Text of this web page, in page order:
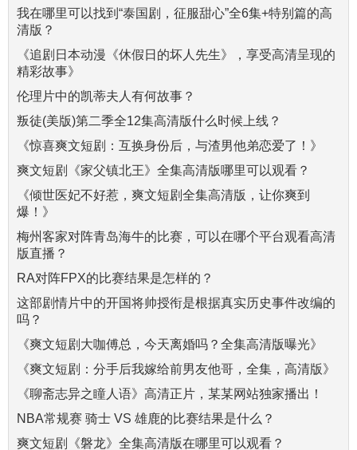
我在哪里可以找到“泰国剧，征服甜心”全6集+特别篇的高
清版？
《追剧日本动漫《休假日的坏人先生》，享受高清呈现的
精彩故事》
伦理片中的凯蒂夫人有何故事？
叛徒(美版)第二季全12集高清版什么时候上线？
《惊喜爽文短剧：互换身份后，与渣男他弟恋爱了！》
爽文短剧《家父镇北王》全集高清版哪里可以观看？
《倾世医妃不好惹，爽文短剧全集高清版，让你爽到
爆！》
梅州客家对阵青岛海牛的比赛，可以在哪个平台观看高清
版直播？
RA对阵FPX的比赛结果是怎样的？
这部剧情片中的开国将帅授衔是根据真实历史事件改编的
吗？
《爽文短剧大咖傅总，今天离婚吗？全集高清版曝光》
《爽文短剧：分手后我嫁给前男友他哥，全集，高清版》
《聊斋志异之瞳人语》高清正片，某某网站独家播出！
NBA常规赛 骑士 VS 雄鹿的比赛结果是什么？
爽文短剧《磐龙》全集高清版在哪里可以观看？